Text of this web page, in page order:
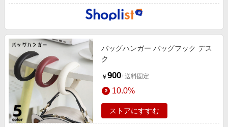
バッグハンガー バッグフック デス
ク
￥ 900+送料固定
10.0%
ストアにすすむ